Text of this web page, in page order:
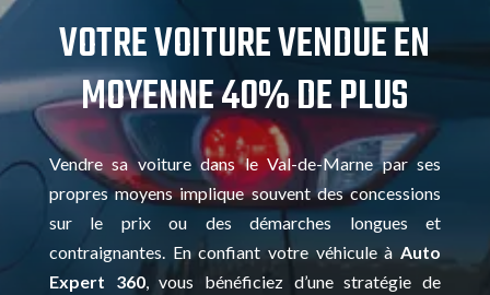
VOTRE VOITURE VENDUE EN
MOYENNE 40% DE PLUS
Vendre sa voiture dans le Val-de-Marne par ses
propres moyens implique souvent des concessions
sur le prix ou des démarches longues et
contraignantes. En confiant votre véhicule à Auto
Expert 360, vous bénéficiez d’une stratégie de